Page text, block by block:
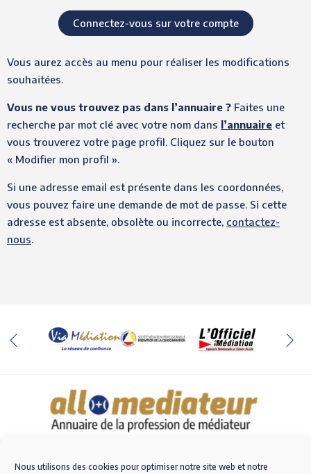
Nous utilisons des cookies pour optimiser notre site web et notre
Connectez-vous sur votre compte
Vous aurez accès au menu pour réaliser les modifications
souhaitées.
Vous ne vous trouvez pas dans l’annuaire ? Faites une
recherche par mot clé avec votre nom dans l’annuaire et
vous trouverez votre page profil. Cliquez sur le bouton
« Modifier mon profil ».
Si une adresse email est présente dans les coordonnées,
vous pouvez faire une demande de mot de passe. Si cette
adresse est absente, obsolète ou incorrecte, contactez-
nous